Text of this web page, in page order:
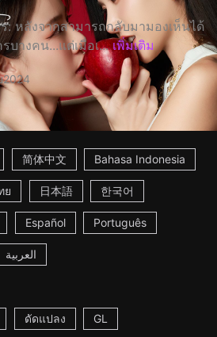
ร: หลังจากสามารถกลับมามองเห็นได้
บางคน...แต่เมื่อเ... เพิ่มเติม
2024
简体中文 Bahasa Indonesia
ย 日本語 한국어
Español Português
العربية
ดัดแปลง GL